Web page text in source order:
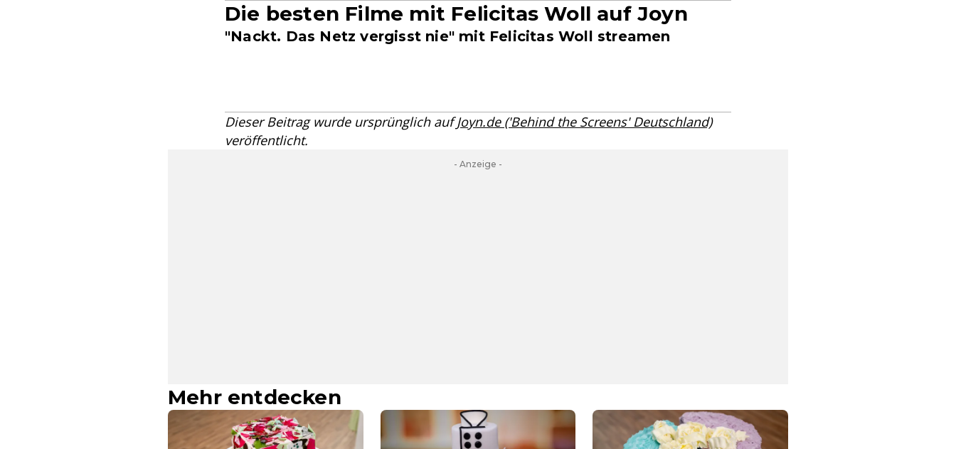
Die besten Filme mit Felicitas Woll auf Joyn
"Nackt. Das Netz vergisst nie" mit Felicitas Woll streamen
Dieser Beitrag wurde ursprünglich aufJoyn.de ('Behind the Screens' Deutschland)
veröffentlicht.
- Anzeige -
Mehr entdecken